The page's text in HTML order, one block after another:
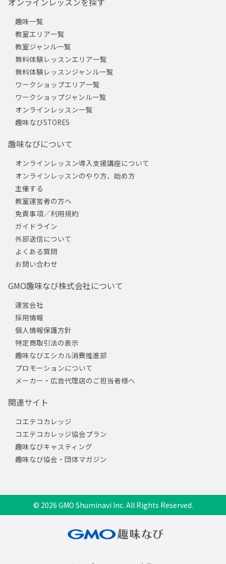
趣味一覧
教室エリア一覧
教室ジャンル一覧
無料体験レッスンエリア一覧
無料体験レッスンジャンル一覧
ワークショップエリア一覧
ワークショップジャンル一覧
オンラインレッスン一覧
趣味なびSTORES
趣味なびについて
オンラインレッスン導入支援講座について
オンラインレッスンのやり方、始め方
主催する
教室運営者の方へ
免責事項／利用規約
ガイドライン
外部送信について
よくある質問
お問い合わせ
GMO趣味なび株式会社について
運営会社
採用情報
個人情報保護方針
特定商取引法の表示
趣味なびエシカル消費推進部
プロモーションについて
メーカー・広告代理店のご担当者様へ
関連サイト
コエテコカレッジ
コエテコカレッジ協会プラン
趣味なびキャスティング
趣味なび協会・団体マガジン
© 2026 GMO Shuminavi Inc. All Rights Reserved.